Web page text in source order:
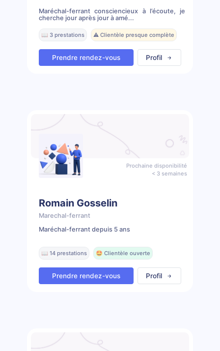
Maréchal-ferrant consciencieux à l’écoute, je
cherche jour après jour à amé...
📖 3 prestations ⚠️ Clientèle presque complète
Prendre rendez-vous Profil
Prochaine disponibilité
< 3 semaines
Romain Gosselin
Marechal-ferrant
Maréchal-ferrant depuis 5 ans
📖 14 prestations 🤩 Clientèle ouverte
Prendre rendez-vous Profil